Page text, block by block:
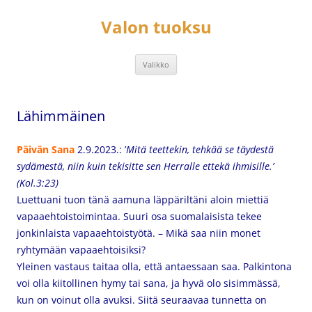
Valon tuoksu
Valikko
Lähimmäinen
Päivän Sana 2.9.2023.: ’Mitä teettekin, tehkää se täydestä
sydämestä, niin kuin tekisitte sen Herralle ettekä ihmisille.’
(Kol.3:23)
Luettuani tuon tänä aamuna läppäriltäni aloin miettiä
vapaaehtoistoimintaa. Suuri osa suomalaisista tekee
jonkinlaista vapaaehtoistyötä. – Mikä saa niin monet
ryhtymään vapaaehtoisiksi?
Yleinen vastaus taitaa olla, että antaessaan saa. Palkintona
voi olla kiitollinen hymy tai sana, ja hyvä olo sisimmässä,
kun on voinut olla avuksi. Siitä seuraavaa tunnetta on